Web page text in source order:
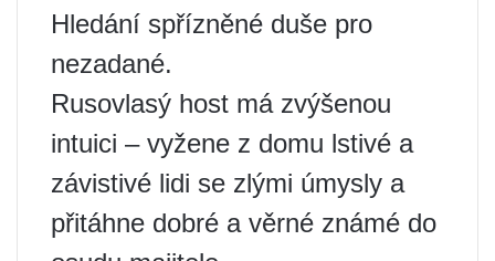
Hledání spřízněné duše pro
nezadané.
Rusovlasý host má zvýšenou
intuici – vyžene z domu lstivé a
závistivé lidi se zlými úmysly a
přitáhne dobré a věrné známé do